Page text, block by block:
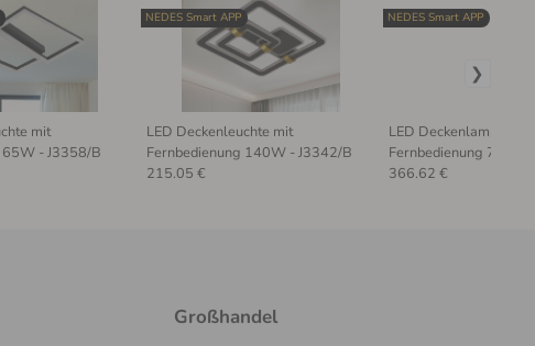
mit
65W - J3358/B
LED Deckenleuchte mit
Fernbedienung 140W - J3342/B
NEDES Smart APP
215.05 €
LED Deckenlampe mit
Fernbedienung 75W -
NEDES Smart APP
366.62 €
Großhandel